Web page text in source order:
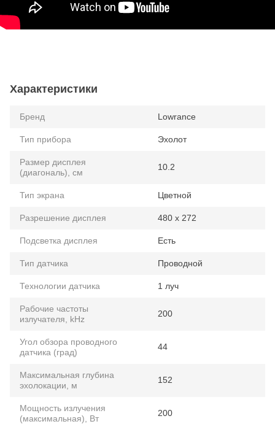
Характеристики
Бренд Lowrance
Тип прибора Эхолот
Размер дисплея
(диагональ), см
10.2
Тип экрана Цветной
Разрешение дисплея 480 x 272
Подсветка дисплея Есть
Тип датчика Проводной
Технологии датчика 1 луч
Рабочие частоты
излучателя, kHz
200
Угол обзора проводного
датчика (град)
44
Максимальная глубина
эхолокации, м
152
Мощность излучения
(максимальная), Вт
200